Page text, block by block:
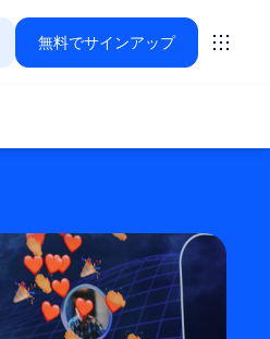
無料でサインアップ
るソリューションをご紹